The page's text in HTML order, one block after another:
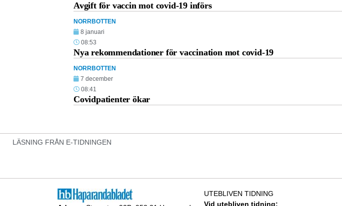
Avgift för vaccin mot covid-19 införs
NORRBOTTEN
8 januari
08:53
Nya rekommendationer för vaccination mot covid-19
NORRBOTTEN
7 december
08:41
Covidpatienter ökar
LÄSNING FRÅN E-TIDNINGEN
UTEBLIVEN TIDNING
Vid utebliven tidning: